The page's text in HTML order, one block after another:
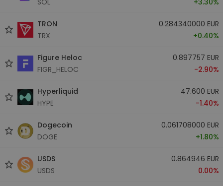
TRON
TRX
0.284340000 EUR
+0.40%
Figure Heloc
FIGR_HELOC
0.897757 EUR
-2.90%
Hyperliquid
HYPE
47.600 EUR
-1.40%
Dogecoin
DOGE
0.061708000 EUR
+1.80%
USDS
USDS
0.864946 EUR
0.00%